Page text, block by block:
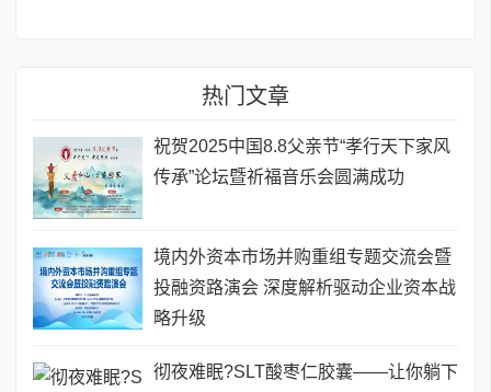
热门文章
祝贺2025中国8.8父亲节“孝行天下家风
传承”论坛暨祈福音乐会圆满成功
境内外资本市场并购重组专题交流会暨
投融资路演会 深度解析驱动企业资本战
略升级
彻夜难眠?SLT酸枣仁胶囊——让你躺下